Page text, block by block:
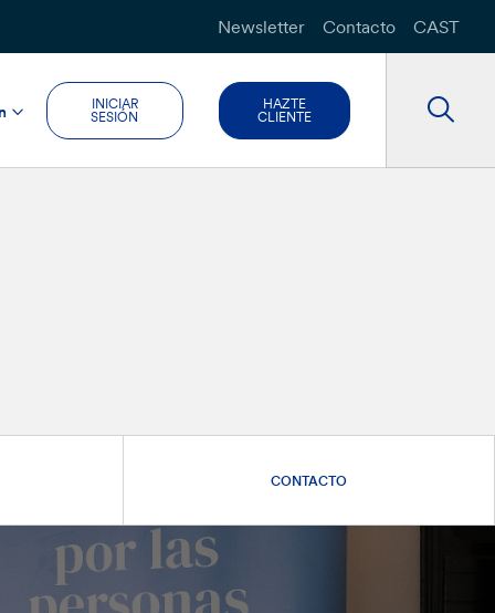
Newsletter Contacto CAST
INICIAR
SESIÓN
HAZTE
CLIENTE
CONTACTO